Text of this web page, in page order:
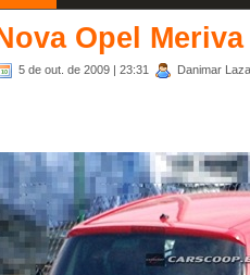
Opel
5 de out. de 2009 | 23:31 Danimar